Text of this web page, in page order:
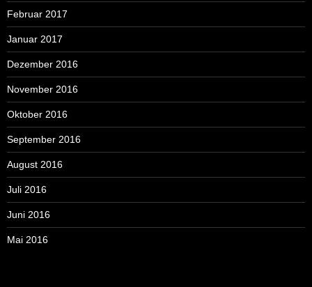
Februar 2017
Januar 2017
Dezember 2016
November 2016
Oktober 2016
September 2016
August 2016
Juli 2016
Juni 2016
Mai 2016